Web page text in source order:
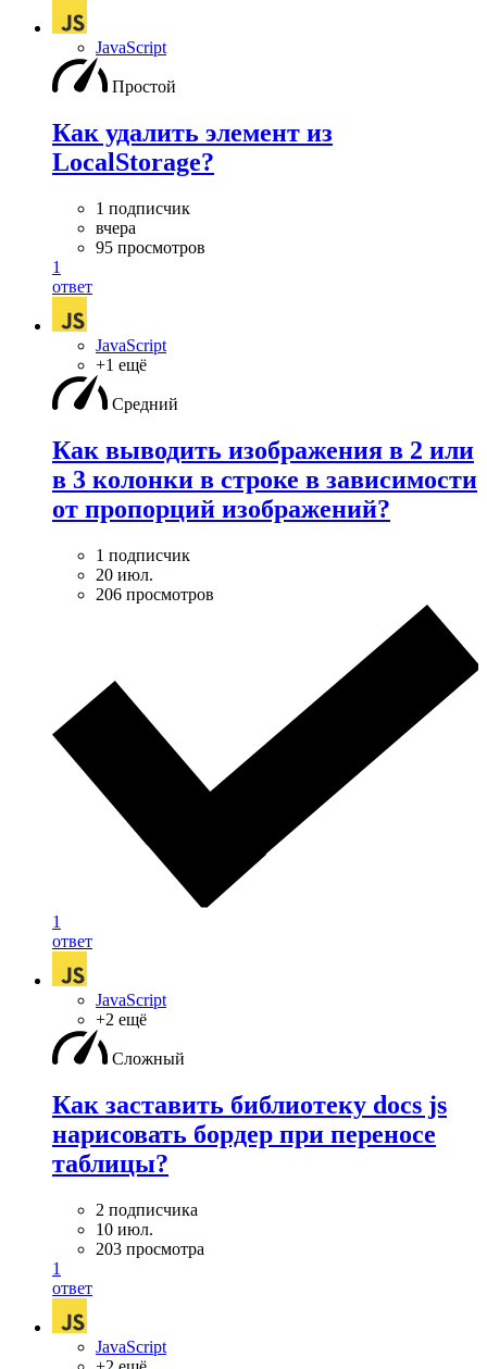
JavaScript
Простой
Как удалить элемент из
LocalStorage?
1 подписчик
вчера
95 просмотров
1
ответ
JavaScript
+1 ещё
Средний
Как выводить изображения в 2 или
в 3 колонки в строке в зависимости
от пропорций изображений?
1 подписчик
20 июл.
206 просмотров
1
ответ
JavaScript
+2 ещё
Сложный
Как заставить библиотеку docs js
нарисовать бордер при переносе
таблицы?
2 подписчика
10 июл.
203 просмотра
1
ответ
JavaScript